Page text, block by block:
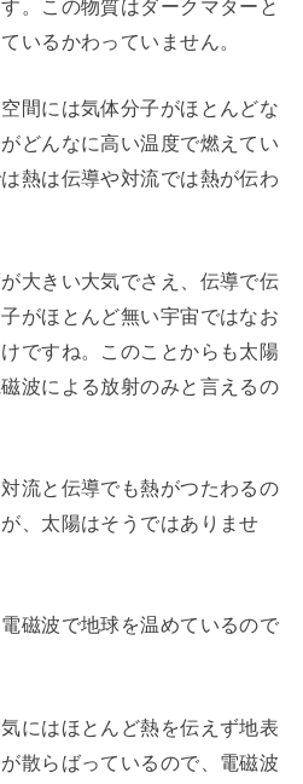
。この物質はダークマターと
いるかわっていません。
間には気体分子がほとんどな
どんなに高い温度で燃えてい
熱は伝導や対流では熱が伝わ
大きい大気でさえ、伝導で伝
がほとんど無い宇宙ではなお
ですね。このことからも太陽
波による放射のみと言えるの
流と伝導でも熱がつたわるの
、太陽はそうではありませ
磁波で地球を温めているので
にはほとんど熱を伝えず地表
散らばっているので、電磁波